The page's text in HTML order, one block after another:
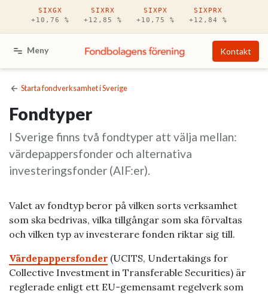
Hoppa till huvudinnehåll
SIXGX
+10,76 %
SIXRX
+12,85 %
SIXPX
+10,75 %
SIXPRX
+12,84 %
Meny Kontakt
Starta fondverksamhet i Sverige
Fondtyper
I Sverige finns två fondtyper att välja mellan:
värdepappersfonder och alternativa
investeringsfonder (AIF:er).
Valet av fondtyp beror på vilken sorts verksamhet
som ska bedrivas, vilka tillgångar som ska förvaltas
och vilken typ av investerare fonden riktar sig till.
Värdepappersfonder (UCITS, Undertakings for
Collective Investment in Transferable Securities) är
reglerade enligt ett EU-gemensamt regelverk som